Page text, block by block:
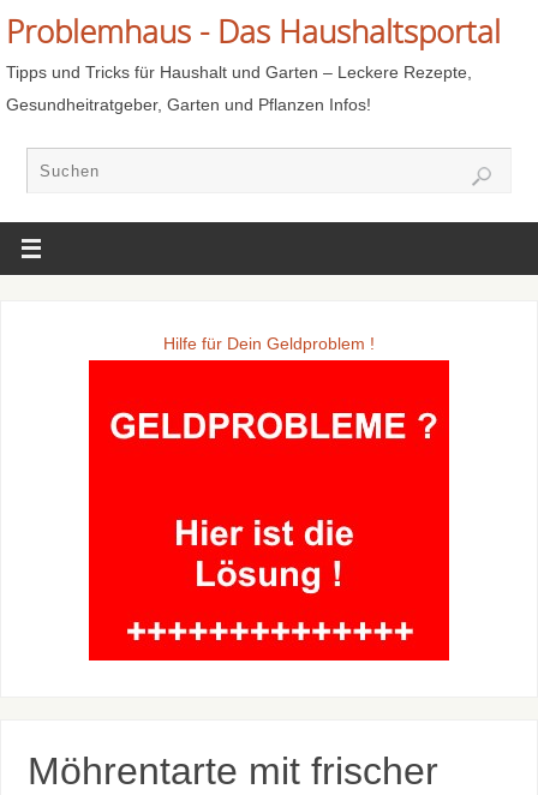
Problemhaus - Das Haushaltsportal
Tipps und Tricks für Haushalt und Garten – Leckere Rezepte,
Gesundheitratgeber, Garten und Pflanzen Infos!
Hilfe für Dein Geldproblem !
Möhrentarte mit frischer